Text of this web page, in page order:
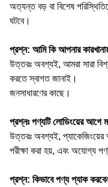
অত্যন্ত বড় বা বিশেষ
ঘটবে।
প্রশ্ন: আমি কি আপনার
উত্তরঃ অবশ্যই, আমরা সারা
করতে স্বাগত জানাই।
জনসাধারণের কাছে।
প্রশ্নঃ পণ্যটি লোডিংয়ের আগে
উত্তরঃ অবশ্যই,
পরীক্ষা করা হয়, এবং অযোগ্য
প্রশ্ন: কিভাবে পণ্য প্যাক